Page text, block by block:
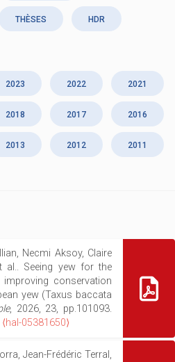
THÈSES HDR
2023 2022 2021
2018 2017 2016
2013 2012 2011
Necmi Aksoy, Claire
al.. Seeing yew for the
conservation
yew (Taxus baccata
, 2026, 23, pp.101093.
⟨hal-05381650⟩
Jean-Frédéric Terral,